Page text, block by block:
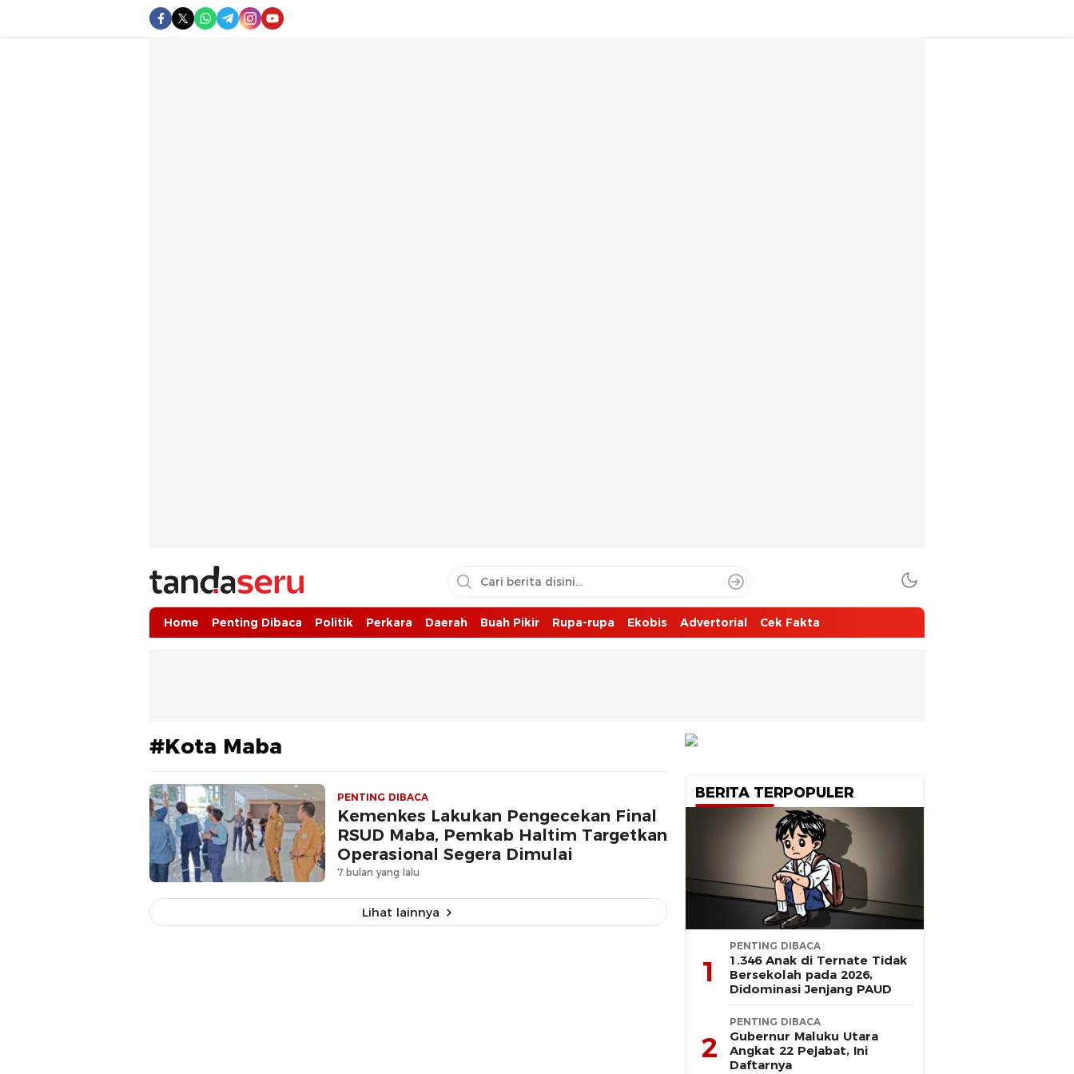
tandaseru.com | Penting Dibaca
tandaseru.com
Home Penting Dibaca Politik Perkara Daerah Buah Pikir Rupa-rupa Ekobis Advertorial Cek Fakta
#Kota Maba
PENTING DIBACA
​Kemenkes Lakukan Pengecekan Final
RSUD Maba, Pemkab Haltim Targetkan
Operasional Segera Dimulai
7 bulan yang lalu
Lihat lainnya
BERITA TERPOPULER
1
PENTING DIBACA
1.346 Anak di Ternate Tidak
Bersekolah pada 2026,
Didominasi Jenjang PAUD
2
PENTING DIBACA
Gubernur Maluku Utara
Angkat 22 Pejabat, Ini
Daftarnya